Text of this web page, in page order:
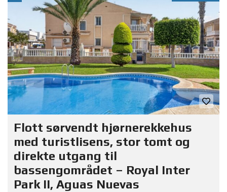
Flott sørvendt hjørnerekkehus
med turistlisens, stor tomt og
direkte utgang til
bassengområdet – Royal Inter
Park II, Aguas Nuevas